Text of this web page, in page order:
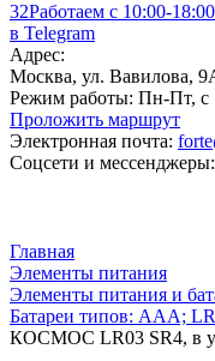
32Работаем с 10:00-18:00
в Telegram
Адрес:
Москва, ул. Вавилова,
Режим работы: Пн-Пт, с
Проложить маршрут
Электронная почта:
Соцсети и мессенджеры:
Главная
Элементы питания
Элементы питания и
Батареи типов: AAA;
КОСМОС LR03 SR4, в